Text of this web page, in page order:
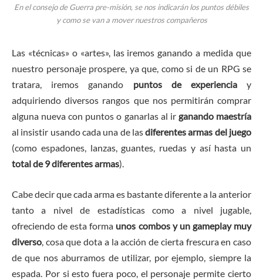
En el consejo de Guerra pre-misión, se nos indicarán los puntos débiles
y como se van a mover nuestros compañeros
Las «técnicas» o «artes», las iremos ganando a medida que
nuestro personaje prospere, ya que, como si de un RPG se
tratara, iremos ganando puntos de experienciay
adquiriendo diversos rangos que nos permitirán comprar
alguna nueva con puntos o ganarlas al ir ganando maestría
al insistir usando cada una de lasdiferentes armas del juego
(como espadones, lanzas, guantes, ruedas y así hasta un
total de 9 diferentes armas).
Cabe decir que cada arma es bastante diferente a la anterior
tanto a nivel de estadísticas como a nivel jugable,
ofreciendo de esta forma unos combos y un gameplay muy
diverso, cosa que dota a la acción de cierta frescura en caso
de que nos aburramos de utilizar, por ejemplo, siempre la
espada. Por si esto fuera poco, el personaje permite cierto